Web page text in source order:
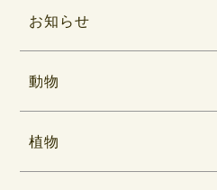
お知らせ
動物
植物